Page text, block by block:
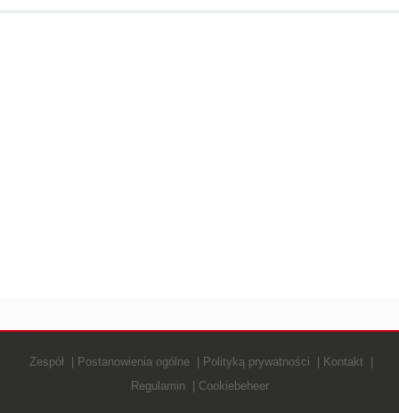
Zespół Postanowienia ogólne Polityką prywatności
Kontakt
Regulamin
Cookiebeheer